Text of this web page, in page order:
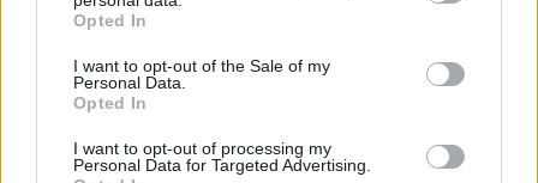
Opted In
I want to opt-out of the Sale of my
Personal Data.
Opted In
I want to opt-out of processing my
Personal Data for Targeted Advertising.
Esim for Global
Esim for USA| Esim for Italy| Esim for Spain|Esim
for Turkey|Esim for Germany|Esim for Greece|